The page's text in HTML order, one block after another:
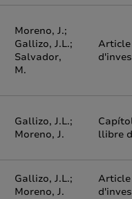
Moreno, J.;
Gallizo, J.L.;
Salvador,
M.
Article
Gallizo, J.L.;
Moreno, J.
llibre
Gallizo, J.L.;
Moreno, J.
Article